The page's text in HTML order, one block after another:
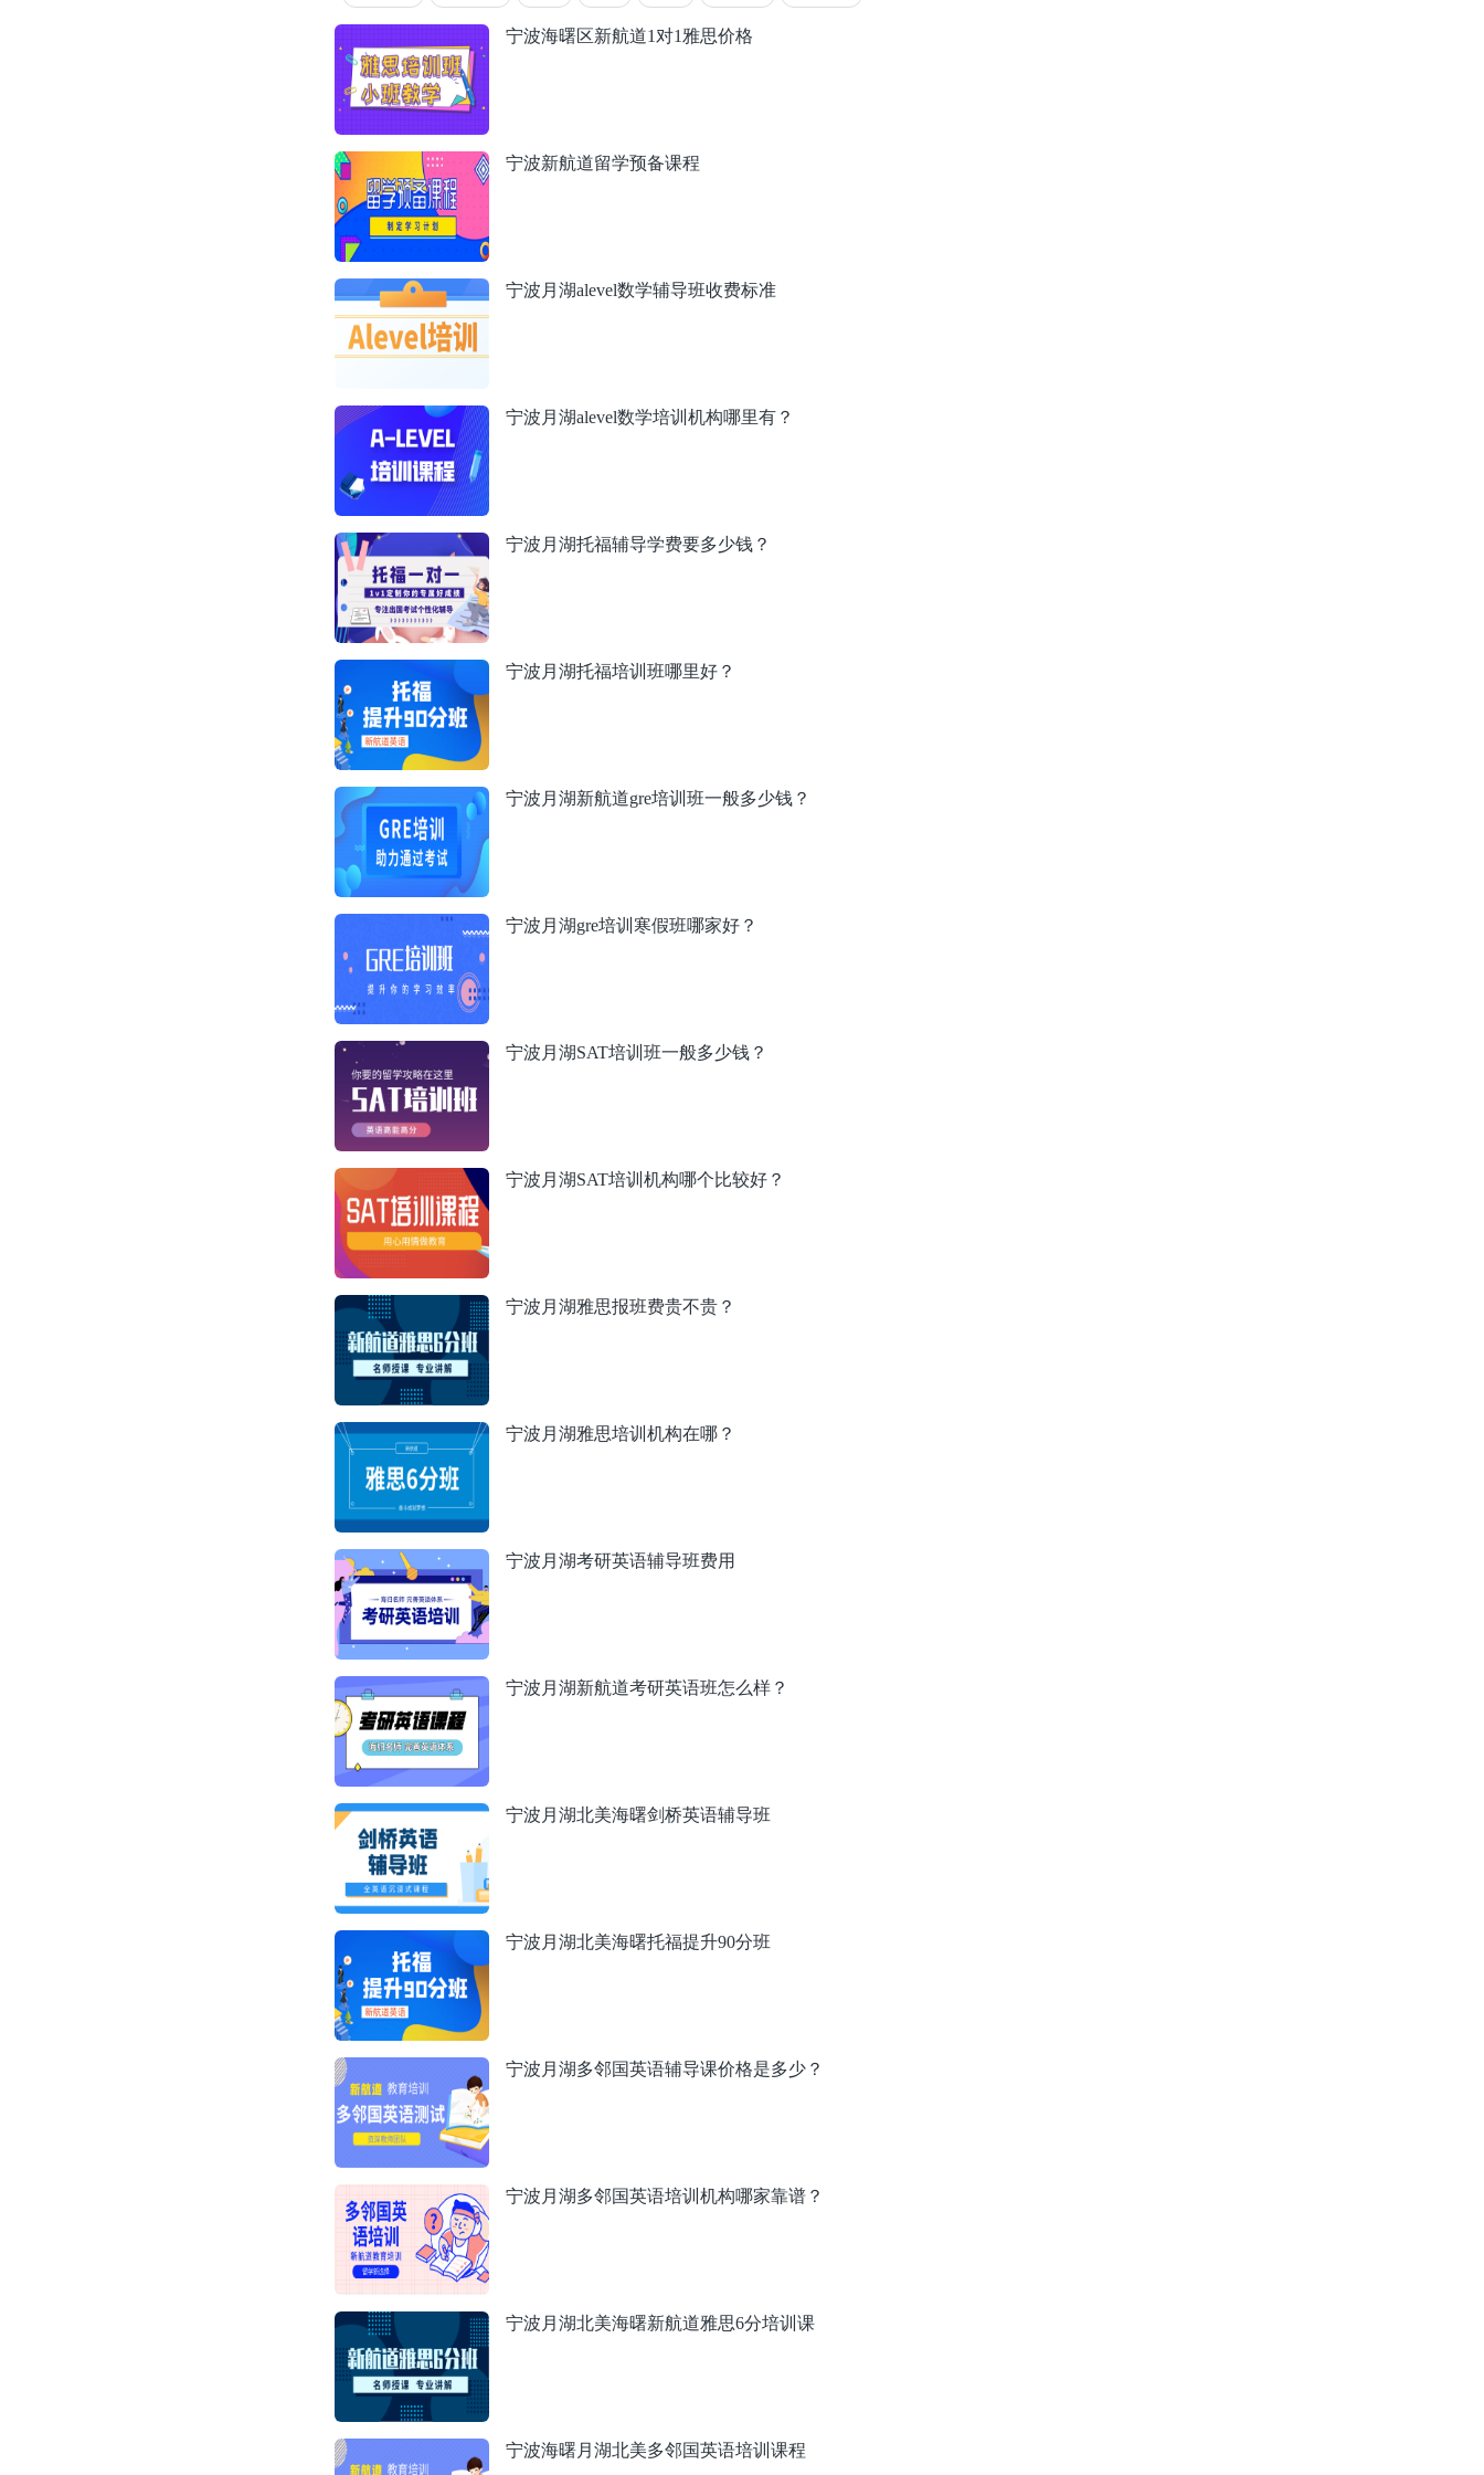
宁波海曙区新航道1对1雅思价格
宁波新航道留学预备课程
宁波月湖alevel数学辅导班收费标准
宁波月湖alevel数学培训机构哪里有？
宁波月湖托福辅导学费要多少钱？
宁波月湖托福培训班哪里好？
宁波月湖新航道gre培训班一般多少钱？
宁波月湖gre培训寒假班哪家好？
宁波月湖SAT培训班一般多少钱？
宁波月湖SAT培训机构哪个比较好？
宁波月湖雅思报班费贵不贵？
宁波月湖雅思培训机构在哪？
宁波月湖考研英语辅导班费用
宁波月湖新航道考研英语班怎么样？
宁波月湖北美海曙剑桥英语辅导班
宁波月湖北美海曙托福提升90分班
宁波月湖多邻国英语辅导课价格是多少？
宁波月湖多邻国英语培训机构哪家靠谱？
宁波月湖北美海曙新航道雅思6分培训课
宁波海曙月湖北美多邻国英语培训课程